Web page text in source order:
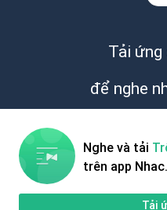
Tải ứng
để nghe
Nghe và tải
trên app Nhac.
Tải